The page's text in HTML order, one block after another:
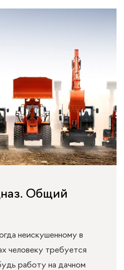
Общий
неискушенному в
человеку требуется
работу на дачном